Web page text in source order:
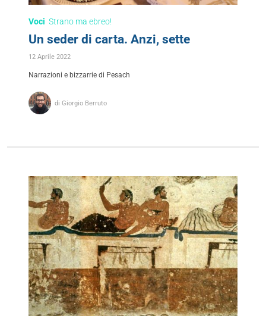
Voci Strano ma ebreo!
Un seder di carta. Anzi, sette
12 Aprile 2022
Narrazioni e bizzarrie di Pesach
di Giorgio Berruto